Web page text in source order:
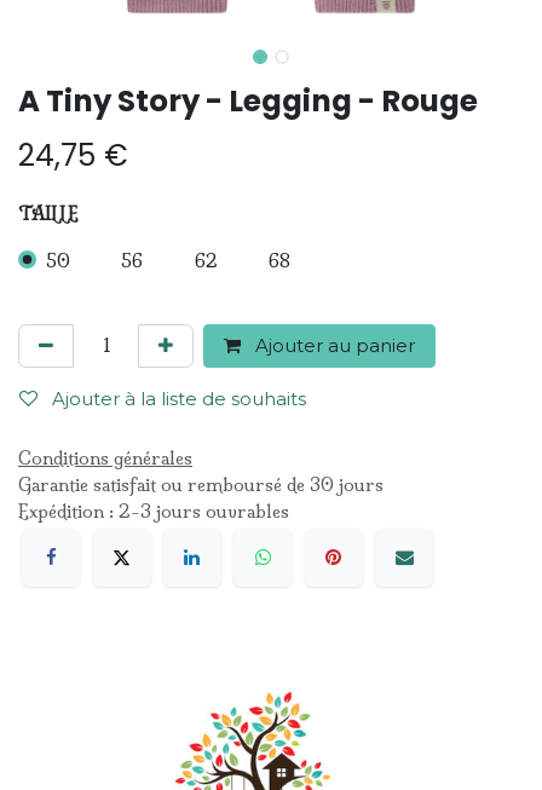
A Tiny Story - Legging - Rouge
24,75 €
TAILLE
50 56 62 68
Ajouter au panier
Ajouter à la liste de souhaits
Conditions générales
Garantie satisfait ou remboursé de 30 jours
Expédition : 2-3 jours ouvrables